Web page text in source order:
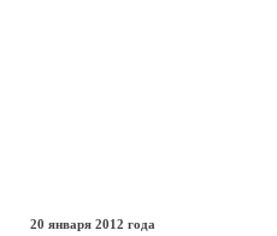
20 января 2012 года